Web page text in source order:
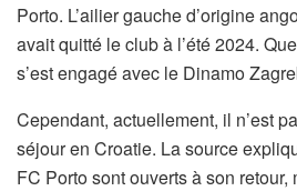
Porto. L’ailier gauche d’origine
avait quitté le club à l’été 2024.
s’est engagé avec le Dinamo
Cependant, actuellement, il n’est
séjour en Croatie. La source
FC Porto sont ouverts à son retour,